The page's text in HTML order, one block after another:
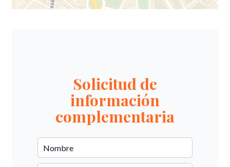
Solicitud de
información
complementaria